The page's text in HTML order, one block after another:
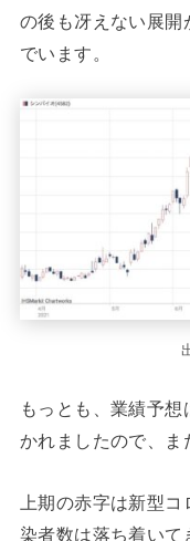
の後も冴えない展開
でいます。
もっとも、業績予
かれましたので、ま
上期の赤字は新型
染者数は落ち着いて